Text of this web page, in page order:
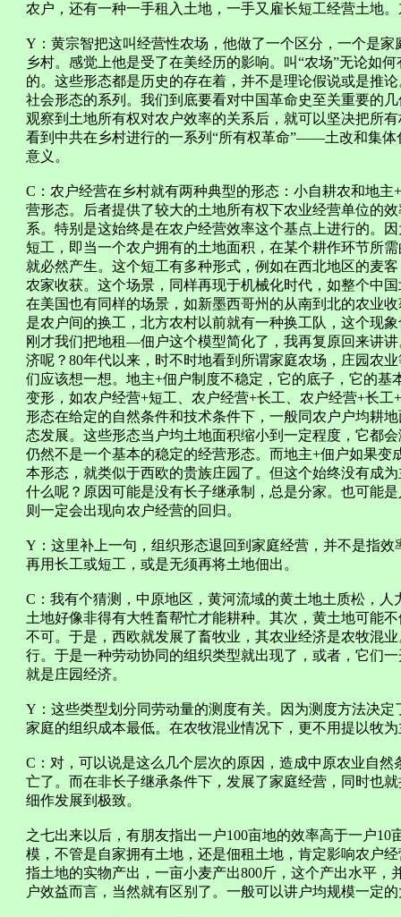
农户，还有一种一手租入土地，一手又雇长短工经营土地
Y：黄宗智把这叫经营性农场，他做了一个区分，一个是
乡村。感觉上他是受了在美经历的影响。叫“农场”无论如
的。这些形态都是历史的存在着，并不是理论假说或是推
社会形态的系列。我们到底要看对中国革命史至关重要的
观察到土地所有权对农户效率的关系后，就可以坚决把所
看到中共在乡村进行的一系列“所有权革命”——土改和集体
意义。
C：农户经营在乡村就有两种典型的形态：小自耕农和地
营形态。后者提供了较大的土地所有权下农业经营单位的
系。特别是这始终是在农户经营效率这个基点上进行的。
短工，即当一个农户拥有的土地面积，在某个耕作环节所
就必然产生。这个短工有多种形式，例如在西北地区的麦
农家收获。这个场景，同样再现于机械化时代，如整个中
在美国也有同样的场景，如新墨西哥州的从南到北的农业
是农户间的换工，北方农村以前就有一种换工队，这个现
刚才我们把地租—佃户这个模型简化了，我再复原回来讲
济呢？80年代以来，时不时地看到所谓家庭农场，庄园农
们应该想一想。地主+佃户制度不稳定，它的底子，它的
变形，如农户经营+短工、农户经营+长工、农户经营+长
形态在给定的自然条件和技术条件下，一般同农户户均耕
态发展。这些形态当户均土地面积缩小到一定程度，它都
仍然不是一个基本的稳定的经营形态。而地主+佃户如果
本形态，就类似于西欧的贵族庄园了。但这个始终没有成
什么呢？原因可能是没有长子继承制，总是分家。也可能
则一定会出现向农户经营的回归。
Y：这里补上一句，组织形态退回到家庭经营，并不是指
再用长工或短工，或是无须再将土地佃出。
C：我有个猜测，中原地区，黄河流域的黄土地土质松，
土地好像非得有大牲畜帮忙才能耕种。其次，黄土地可能
不可。于是，西欧就发展了畜牧业，其农业经济是农牧混
行。于是一种劳动协同的组织类型就出现了，或者，它们
就是庄园经济。
Y：这些类型划分同劳动量的测度有关。因为测度方法决
家庭的组织成本最低。在农牧混业情况下，更不用提以牧
C：对，可以说是这么几个层次的原因，造成中原农业自
亡了。而在非长子继承条件下，发展了家庭经营，同时也
细作发展到极致。
之七出来以后，有朋友指出一户100亩地的效率高于一户
模，不管是自家拥有土地，还是佃租土地，肯定影响农户
指土地的实物产出，一亩小麦产出800斤，这个产出水平
户效益而言，当然就有区别了。一般可以讲户均规模一定